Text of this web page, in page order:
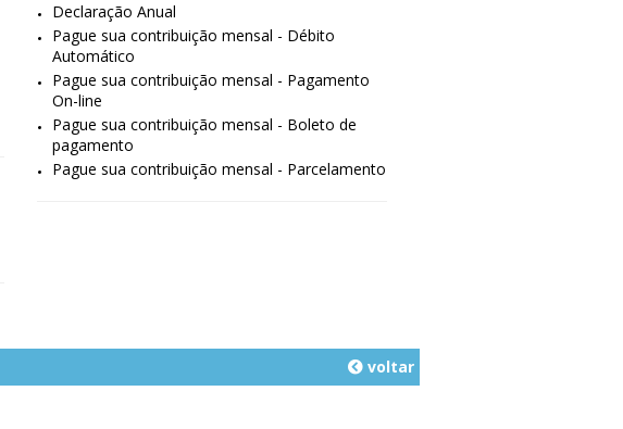
Declaração Anual
Pague sua contribuição mensal - Débito
Automático
Pague sua contribuição mensal - Pagamento
On-line
Pague sua contribuição mensal - Boleto de
pagamento
Pague sua contribuição mensal - Parcelamento
voltar